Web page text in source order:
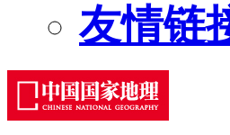
友情链